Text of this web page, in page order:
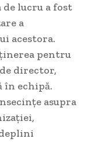
de lucru a fost
a
acestora.
pentru
director,
în echipă.
asupra